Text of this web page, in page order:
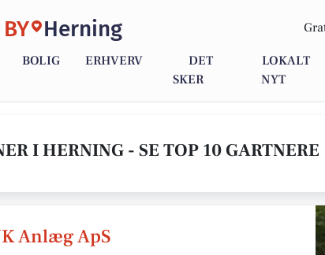
Herning
BOLIG ERHVERV
DET
SKER
LOKALT
NYT
I HERNING - SE TOP 10 GARTNERE
Anlæg ApS